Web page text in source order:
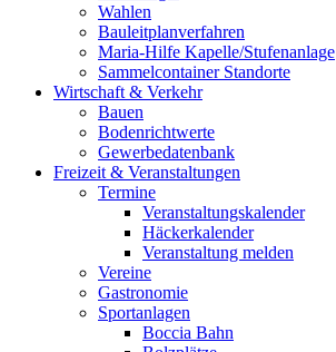
Wahlen
Bauleitplanverfahren
Maria-Hilfe Kapelle/Stufenanlage
Sammelcontainer Standorte
Wirtschaft & Verkehr
Bauen
Bodenrichtwerte
Gewerbedatenbank
Freizeit & Veranstaltungen
Termine
Veranstaltungskalender
Häckerkalender
Veranstaltung melden
Vereine
Gastronomie
Sportanlagen
Boccia Bahn